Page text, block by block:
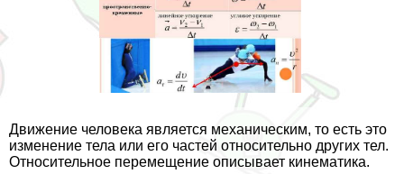
Движение человека является механическим, то есть это
изменение тела или его частей относительно других тел.
Относительное перемещение описывает кинематика.